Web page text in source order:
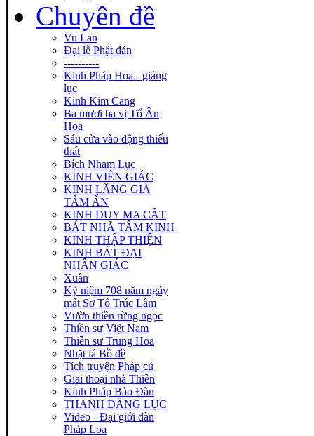
Chuyên đề
Vu Lan
Đại lễ Phật đản
----------
Kinh Pháp Hoa - giảng
lục
Kinh Kim Cang
Ba mươi ba vị Tổ Ấn
Hoa
Sáu cửa vào động thiếu
thất
Bích Nham Lục
KINH VIÊN GIÁC
KINH LĂNG GIÀ
TÂM ẤN
KINH DUY MA CẬT
BÁT NHÃ TÂM KINH
KINH THẬP THIỆN
KINH BÁT ĐẠI
NHÂN GIÁC
Xuân
Kỷ niệm 708 năm ngày
mất Sơ Tổ Trúc Lâm
Vườn thiền rừng ngọc
Thiền sư Việt Nam
Thiền sư Trung Hoa
Nhặt lá Bồ đề
Tích truyện Pháp cú
Giai thoại nhà Thiền
Kinh Pháp Bảo Đàn
THANH ĐĂNG LỤC
Video - Đại giới dàn
Pháp Loa